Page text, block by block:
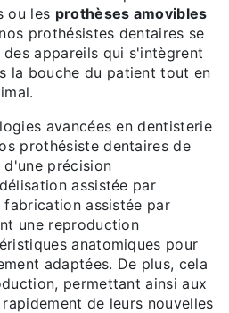
ou les prothèses amovibles
nos prothésistes dentaires se
appareils qui s'intègrent
la bouche du patient tout en
avancées en dentisterie
prothésiste dentaires de
d'une précision
assistée par
assistée par
une reproduction
anatomiques pour
adaptées. De plus, cela
permettant ainsi aux
de leurs nouvelles